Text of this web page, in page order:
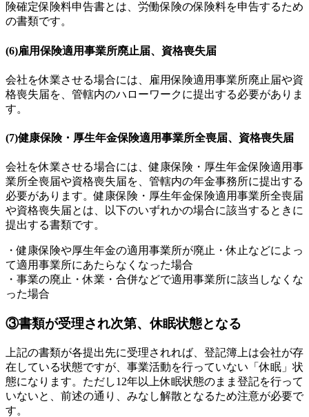
険確定保険料申告書とは、労働保険の保険料を申告するため
の書類です。
(6)雇用保険適用事業所廃止届、資格喪失届
会社を休業させる場合には、雇用保険適用事業所廃止届や資
格喪失届を、管轄内のハローワークに提出する必要がありま
す。
(7)健康保険・厚生年金保険適用事業所全喪届、資格喪失届
会社を休業させる場合には、健康保険・厚生年金保険適用事
業所全喪届や資格喪失届を、管轄内の年金事務所に提出する
必要があります。健康保険・厚生年金保険適用事業所全喪届
や資格喪失届とは、以下のいずれかの場合に該当するときに
提出する書類です。
・健康保険や厚生年金の適用事業所が廃止・休止などによっ
て適用事業所にあたらなくなった場合
・事業の廃止・休業・合併などで適用事業所に該当しなくな
った場合
③書類が受理され次第、休眠状態となる
上記の書類が各提出先に受理されれば、登記簿上は会社が存
在している状態ですが、事業活動を行っていない「休眠」状
態になります。ただし12年以上休眠状態のまま登記を行って
いないと、前述の通り、みなし解散となるため注意が必要で
す。